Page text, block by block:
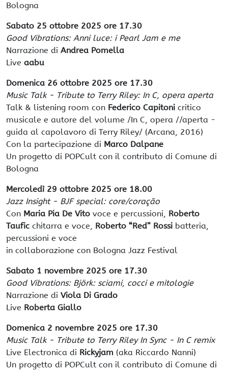
Bologna
Sabato 25 ottobre 2025 ore 17.30
Good Vibrations: Anni luce: i Pearl Jam e me
Narrazione di Andrea Pomella
Live aabu
Domenica 26 ottobre 2025 ore 17.30
Music Talk - Tribute to Terry Riley: In C, opera aperta
Talk & listening room con Federico Capitoni critico
musicale e autore del volume /In C, opera //aperta -
guida al capolavoro di Terry Riley/ (Arcana, 2016)
Con la partecipazione di Marco Dalpane
Un progetto di POPCult con il contributo di Comune di
Bologna
Mercoledì 29 ottobre 2025 ore 18.00
Jazz Insight - BJF special: core/coração
Con Maria Pia De Vito voce e percussioni, Roberto
Taufic chitarra e voce, Roberto “Red” Rossi batteria,
percussioni e voce
in collaborazione con Bologna Jazz Festival
Sabato 1 novembre 2025 ore 17.30
Good Vibrations: Björk: sciami, cocci e mitologie
Narrazione di Viola Di Grado
Live Roberta Giallo
Domenica 2 novembre 2025 ore 17.30
Music Talk - Tribute to Terry Riley In Sync - In C remix
Live Electronica di Rickyjam (aka Riccardo Nanni)
Un progetto di POPCult con il contributo di Comune di